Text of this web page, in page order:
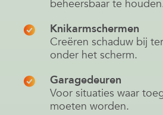
beheersbaar te
Knikarmschermen
Creëren schaduw bij
onder het scherm.
Garagedeuren
Voor situaties waar
moeten worden.